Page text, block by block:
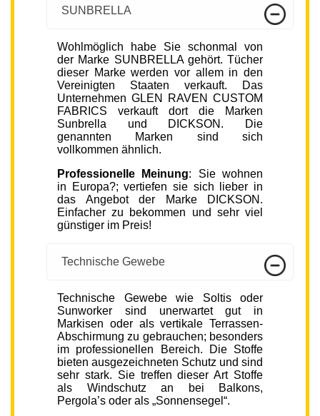
SUNBRELLA
Wohlmöglich habe Sie schonmal von
der Marke SUNBRELLA gehört. Tücher
dieser Marke werden vor allem in den
Vereinigten Staaten verkauft. Das
Unternehmen GLEN RAVEN CUSTOM
FABRICS verkauft dort die Marken
Sunbrella und DICKSON. Die
genannten Marken sind sich
vollkommen ähnlich.
Professionelle Meinung: Sie wohnen
in Europa?; vertiefen sie sich lieber in
das Angebot der Marke DICKSON.
Einfacher zu bekommen und sehr viel
günstiger im Preis!
Technische Gewebe
Technische Gewebe wie Soltis oder
Sunworker sind unerwartet gut in
Markisen oder als vertikale Terrassen-
Abschirmung zu gebrauchen; besonders
im professionellen Bereich. Die Stoffe
bieten ausgezeichneten Schutz und sind
sehr stark. Sie treffen dieser Art Stoffe
als Windschutz an bei Balkons,
Pergola’s oder als „Sonnensegel“.